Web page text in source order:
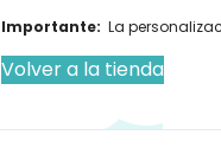
Importante: La
Volver a la tienda